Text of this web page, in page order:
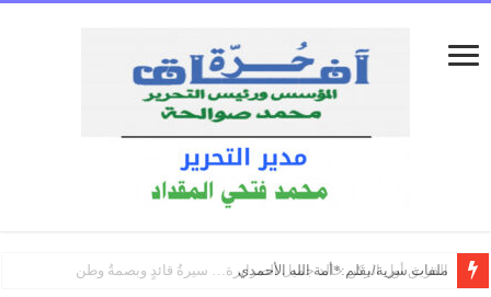
ملفات سرية/بقلم:*أمة الله الأحمدي
عجز/بقلم:علي أحمد عبده قاسم
على بابكَ أكتبْ/بقلم:رجاء الغانمي (العراق)